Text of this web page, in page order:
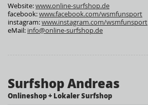
Website:www.online-surfshop.de
facebook:www.facebook.com/wsmfunsport
instagram:www.instagram.com/wsmfunsport
eMail: info@online-surfshop.de
Surfshop Andreas
Onlineshop + Lokaler Surfshop